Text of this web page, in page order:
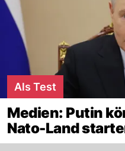
Als Test
Medien: Putin
Nato-Land